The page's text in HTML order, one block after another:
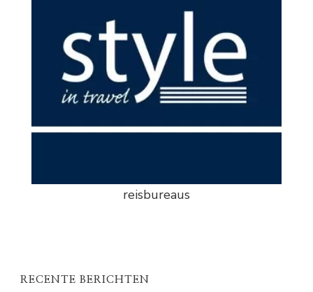
reisbureaus
RECENTE BERICHTEN